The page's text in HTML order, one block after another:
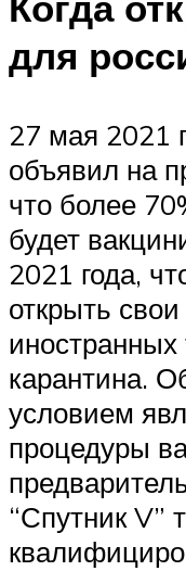
для
27 мая 2021
объявил на
что более
будет
2021 года,
открыть
иностранных
карантина.
условием
процедуры
“Спутник V”